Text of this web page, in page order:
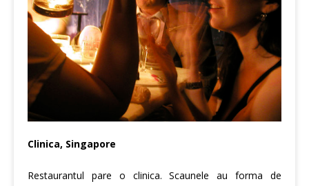
Clinica, Singapore
Restaurantul pare o clinica. Scaunele au forma de